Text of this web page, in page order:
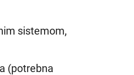
sistemom,
(potrebna